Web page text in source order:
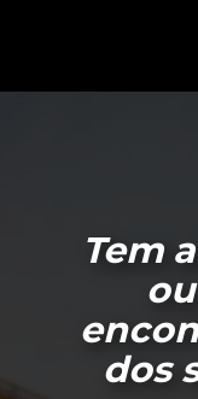
Tem
dos